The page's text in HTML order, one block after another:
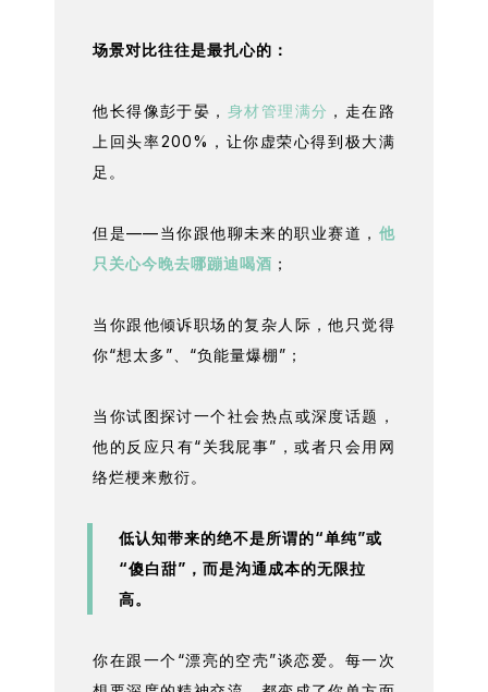
场景对比往往是最扎心的：
他长得像彭于晏， 身材管理满分 ，走在路
上回头率200%，让你虚荣心得到极大满
足。
但是——当你跟他聊未来的职业赛道， 他
只关心今晚去哪蹦迪喝酒 ；
当你跟他倾诉职场的复杂人际，他只觉得
你“想太多”、“负能量爆棚”；
当你试图探讨一个社会热点或深度话题，
他的反应只有“关我屁事”，或者只会用网
络烂梗来敷衍。
低认知带来的绝不是所谓的“单纯”或
“傻白甜”，而是沟通成本的无限拉
高。
你在跟一个“漂亮的空壳”谈恋爱。每一次